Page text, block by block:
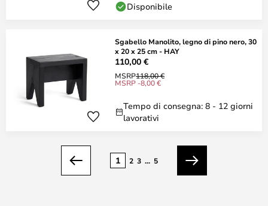
Disponibile
Sgabello Manolito, legno di pino nero, 30
x 20 x 25 cm - HAY
110,00 €
MSRP118,00 €
MSRP -8,00 €
Tempo di consegna: 8 - 12 giorni
lavorativi
Precedente
1 2 3 ... 5
Prossimo